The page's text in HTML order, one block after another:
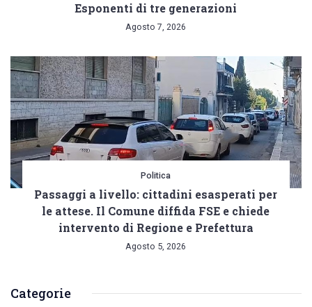
Esponenti di tre generazioni
Agosto 7, 2026
Politica
Passaggi a livello: cittadini esasperati per
le attese. Il Comune diffida FSE e chiede
intervento di Regione e Prefettura
Agosto 5, 2026
Categorie